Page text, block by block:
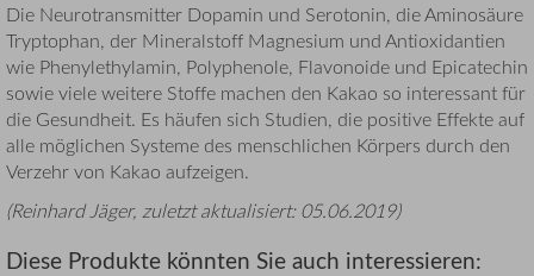
Die Neurotransmitter Dopamin und Serotonin, die Aminosäure
Tryptophan, der Mineralstoff Magnesium und Antioxidantien
wie Phenylethylamin, Polyphenole, Flavonoide und Epicatechin
sowie viele weitere Stoffe machen den Kakao so interessant für
die Gesundheit. Es häufen sich Studien, die positive Effekte auf
alle möglichen Systeme des menschlichen Körpers durch den
Verzehr von Kakao aufzeigen.
(Reinhard Jäger, zuletzt aktualisiert:05.06.2019)
Diese Produkte könnten Sie auch interessieren: